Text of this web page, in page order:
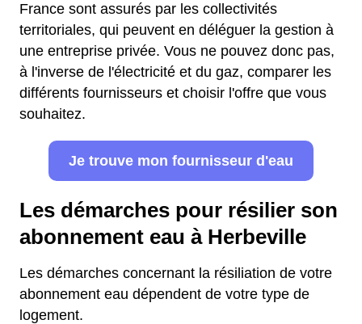
France sont assurés par les collectivités
territoriales, qui peuvent en déléguer la gestion à
une entreprise privée. Vous ne pouvez donc pas,
à l'inverse de l'électricité et du gaz, comparer les
différents fournisseurs et choisir l'offre que vous
souhaitez.
Je trouve mon fournisseur d'eau
Les démarches pour résilier son
abonnement eau à Herbeville
Les démarches concernant la résiliation de votre
abonnement eau dépendent de votre type de
logement.